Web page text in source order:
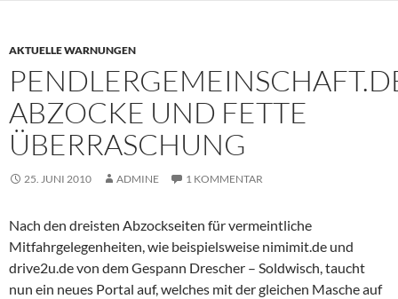
AKTUELLE WARNUNGEN
ABZOCKE UND FETTE
ÜBERRASCHUNG
25. JUNI 2010 ADMINE 1 KOMMENTAR
Nach den dreisten Abzockseiten für vermeintliche
Mitfahrgelegenheiten, wie beispielsweise nimimit.de und
drive2u.de von dem Gespann Drescher – Soldwisch, taucht
nun ein neues Portal auf, welches mit der gleichen Masche auf